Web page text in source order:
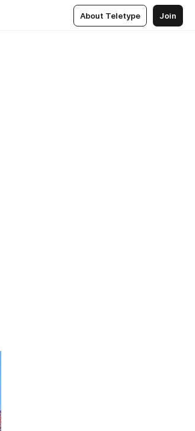
About Teletype Join